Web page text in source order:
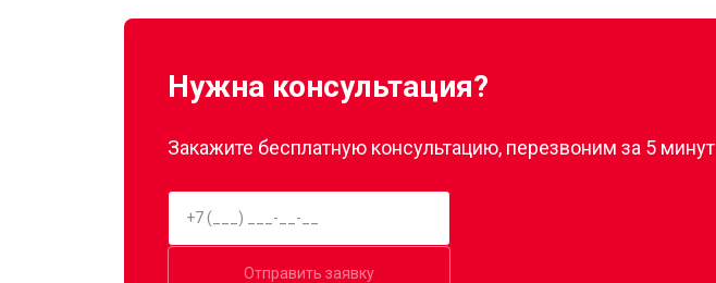
Нужна консультация?
Закажите бесплатную консультацию, перезвоним за 5 минут
Отправить заявку